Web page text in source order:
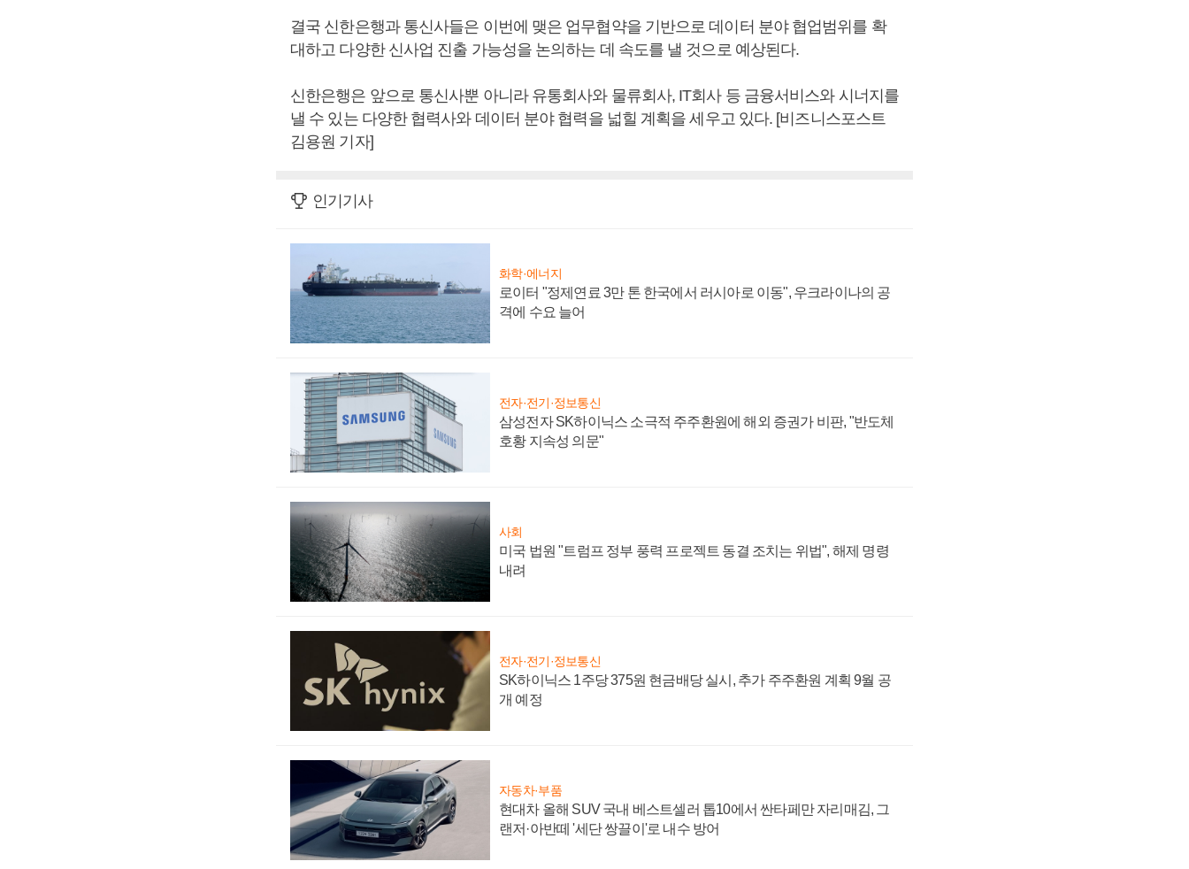
결국 신한은행과 통신사들은 이번에 맺은 업무협약을 기반으로 데이터 분야 협업범위를 확
대하고 다양한 신사업 진출 가능성을 논의하는 데 속도를 낼 것으로 예상된다.
신한은행은 앞으로 통신사뿐 아니라 유통회사와 물류회사, IT회사 등 금융서비스와 시너지를
낼 수 있는 다양한 협력사와 데이터 분야 협력을 넓힐 계획을 세우고 있다. [비즈니스포스트
김용원 기자]
인기기사
화학·에너지
로이터 "정제연료 3만 톤 한국에서 러시아로 이동", 우크라이나의 공
격에 수요 늘어
전자·전기·정보통신
삼성전자 SK하이닉스 소극적 주주환원에 해외 증권가 비판, "반도체
호황 지속성 의문"
사회
미국 법원 "트럼프 정부 풍력 프로젝트 동결 조치는 위법", 해제 명령
내려
전자·전기·정보통신
SK하이닉스 1주당 375원 현금배당 실시, 추가 주주환원 계획 9월 공
개 예정
자동차·부품
현대차 올해 SUV 국내 베스트셀러 톱10에서 싼타페만 자리매김, 그
랜저·아반떼 '세단 쌍끌이'로 내수 방어